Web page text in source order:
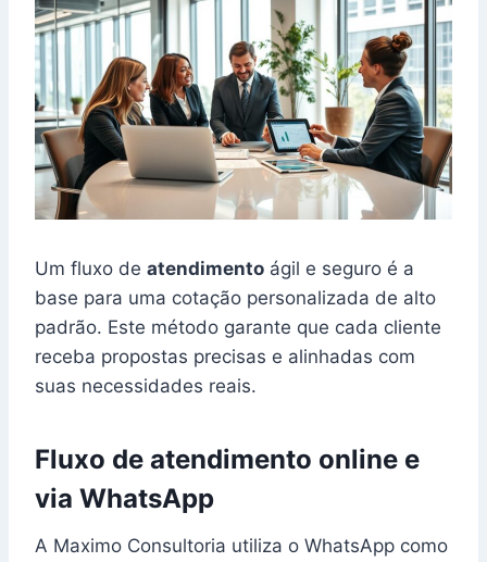
Um fluxo de atendimento ágil e seguro é a
base para uma cotação personalizada de alto
padrão. Este método garante que cada cliente
receba propostas precisas e alinhadas com
suas necessidades reais.
Fluxo de atendimento online e
via WhatsApp
A Maximo Consultoria utiliza o WhatsApp como